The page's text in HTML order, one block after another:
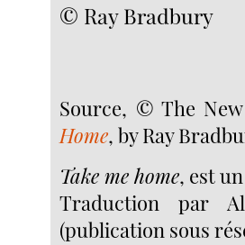
© Ray Bradbury
Source, © The
Home, by Ray
Take me home, est
Traduction par
(publication sous